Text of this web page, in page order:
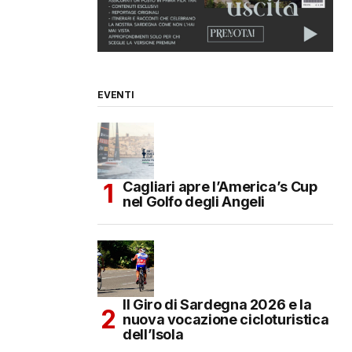
EVENTI
Cagliari apre l’America’s Cup
nel Golfo degli Angeli
Il Giro di Sardegna 2026 e la
nuova vocazione cicloturistica
dell’Isola